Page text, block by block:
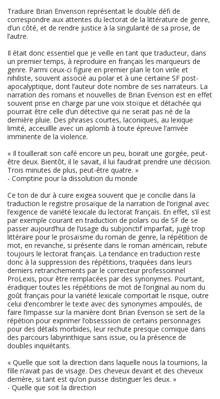
Traduire Brian Envenson représentait le double défi de
correspondre aux attentes du lectorat de la littérature de genre,
d’un côté, et de rendre justice à la singularité de sa prose, de
l’autre.
Il était donc essentiel que je veille en tant que traducteur, dans
un premier temps, à reproduire en français les marqueurs de
genre. Parmi ceux-ci figure en premier plan le ton virile et
nihiliste, souvent associé au polar et à une certaine SF post-
apocalyptique, dont l’auteur dote nombre de ses narrateurs. La
narration des romans et nouvelles de Brian Evenson est en effet
souvent prise en charge par une voix stoïque et détachée qui
pourrait être celle d’un détective qui ne serait pas né de la
dernière pluie. Des phrases courtes, laconiques, au lexique
limité, acceuillle avec un aplomb à toute épreuve l’arrivée
imminente de la violence.
« Il touillerait son café encore un peu, boirait une gorgée, peut-
être deux. Bientôt, il le savait, il lui faudrait prendre une décision.
Trois minutes de plus, peut-être quatre. »
- Comptine pour la dissolution du monde
Ce ton de dur à cuire exigea souvent que je concilie dans la
traduction le registre prosaïque de la narration de l’original avec
l’exigence de variété lexicale du lectorat français. En effet, s’il est
par exemple courant en traduction de polars ou de SF de se
passer aujourd’hui de l’usage du subjonctif imparfait, jugé trop
littéraire pour le prosaïsme du roman de genre, la répétition de
mot, en revanche, si présente dans le roman américain, rebute
toujours le lectorat français. La tendance en traduction reste
donc à la suppression des répétitions, traquées dans leurs
derniers retranchements par le correcteur professoinnel
ProLexis, pour être remplacées par des synonymes. Pourtant,
éradiquer toutes les répétitions de mot de l’original au nom du
goût français pour la variété lexicale comportait le risque, outre
celui d’encombrer le texte avec des synonymes ampoulés, de
faire l’impasse sur la manière dont Brian Evenson se sert de la
répétion pour exprimer l’obsesssion de certains personnages
pour des détails morbides, leur rechute presque comique dans
des parcours labyrinthique sans issue, ou la présence de
doubles inquiétants.
« Quelle que soit la direction dans laquelle nous la tournions, la
fille n’avait pas de visage. Des cheveux devant et des cheveux
derrière, si tant est qu’on puisse distinguer les deux. »
- Quelle que soit la direction